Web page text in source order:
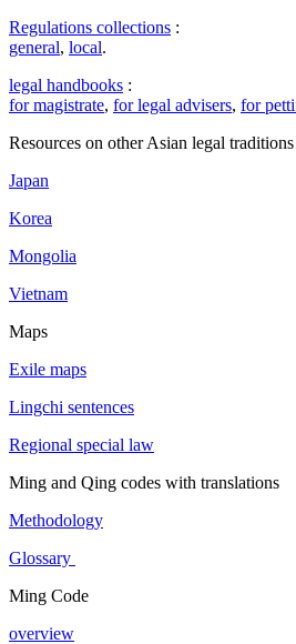
Regulations collections :
general, local.
legal handbooks :
for magistrate, for legal advisers, for
Resources on other Asian legal traditions
Japan
Korea
Mongolia
Vietnam
Maps
Exile maps
Lingchi sentences
Regional special law
Ming and Qing codes with translations
Methodology
Glossary
Ming Code
overview